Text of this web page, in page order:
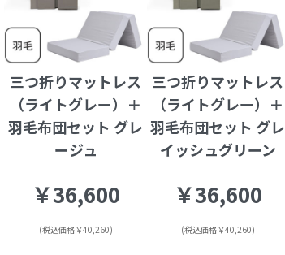
三つ折りマットレス
（ライトグレー）＋
羽毛布団セット グレ
ージュ
￥36,600
(税込価格￥40,260)
三つ折りマットレス
（ライトグレー）＋
羽毛布団セット グレ
イッシュグリーン
￥36,600
(税込価格￥40,260)